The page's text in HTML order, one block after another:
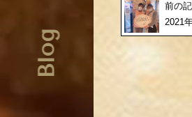
Blog
前の
2021